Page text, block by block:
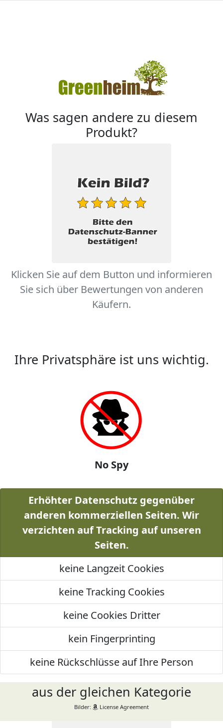
Was sagen andere zu diesem
Produkt?
Klicken Sie auf dem Button und informieren
Sie sich über Bewertungen von anderen
Käufern.
Ihre Privatsphäre ist uns wichtig.
No Spy
Erhöhter Datenschutz gegenüber
anderen kommerziellen Seiten. Wir
verzichten auf Tracking auf unseren
Seiten.
keine Langzeit Cookies
keine Tracking Cookies
keine Cookies Dritter
kein Fingerprinting
keine Rückschlüsse auf Ihre Person
aus der gleichen Kategorie
Bilder: License Agreement